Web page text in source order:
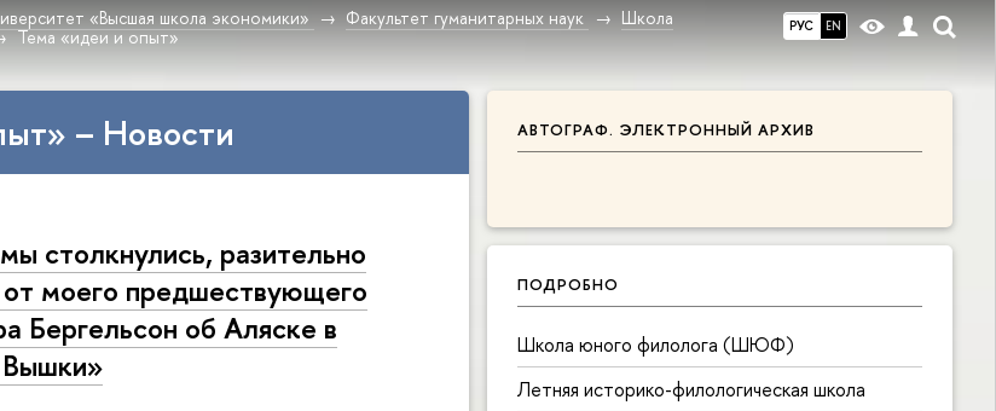
РУС EN
«Высшая школа экономики» Факультет гуманитарных наук
Школа
Тема «идеи и опыт»
АВТОГРАФ. ЭЛЕКТРОННЫЙ АРХИВ
ПОДРОБНО
Школа юного филолога (ШЮФ)
Летняя историко-филологическая школа
– Новости
столкнулись, разительно
от моего предшествующего
Бергельсон об Аляске в
Вышки»